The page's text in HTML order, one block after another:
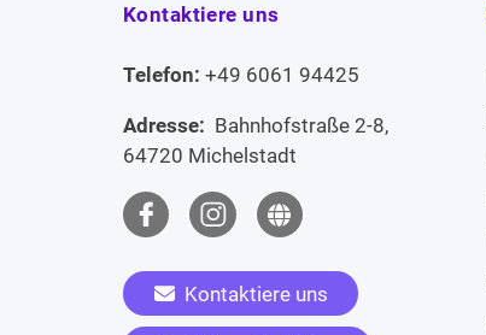
Kontaktiere uns
Telefon: +49 6061 94425
Adresse: Bahnhofstraße 2-8,
64720 Michelstadt
Kontaktiere uns